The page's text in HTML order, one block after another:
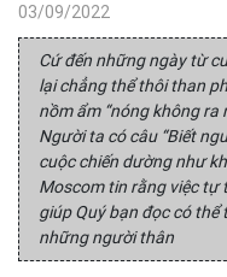
03/09/2022
Cứ đến những ngày từ
lại chẳng thể thôi than
nồm ẩm “nóng không ra
Người ta có câu “Biết
cuộc chiến dường như
Moscom tin rằng việc tự
giúp Quý bạn đọc có
những người thân